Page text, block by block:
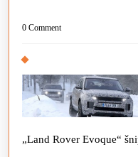
0 Comment
„Land Rover Evoque“